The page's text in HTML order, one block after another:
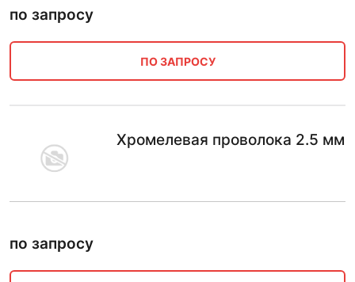
по запросу
ПО ЗАПРОСУ
Хромелевая проволока 2.5 мм
по запросу